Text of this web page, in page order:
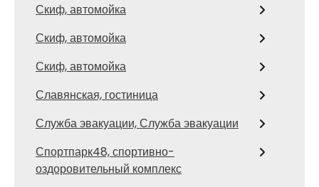
Скиф, автомойка
Скиф, автомойка
Скиф, автомойка
Славянская, гостиница
Служба эвакуации, Служба эвакуации
Спортпарк48, спортивно-
оздоровительный комплекс